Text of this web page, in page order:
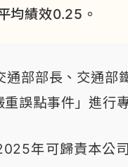
均績效0.25。
通部部長、交通
誤點事件」進行
年可歸責本公